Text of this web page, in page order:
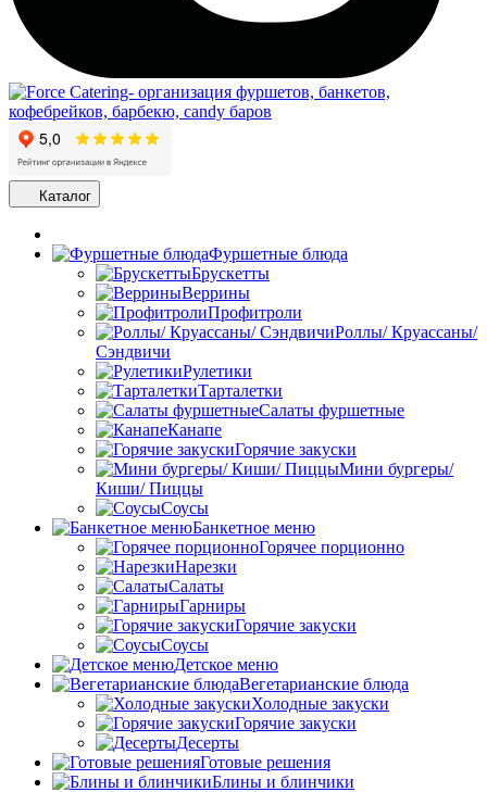
Каталог
Фуршетные блюда
Брускетты
Веррины
Профитроли
Роллы/ Круассаны/
Сэндвичи
Рулетики
Тарталетки
Салаты фуршетные
Канапе
Горячие закуски
Мини бургеры/
Киши/ Пиццы
Соусы
Банкетное меню
Горячее порционно
Нарезки
Салаты
Гарниры
Горячие закуски
Соусы
Детское меню
Вегетарианские блюда
Холодные закуски
Горячие закуски
Десерты
Готовые решения
Блины и блинчики